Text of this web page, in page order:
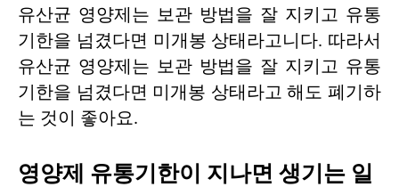
유산균 영양제는 보관 방법을 잘 지키고 유통
기한을 넘겼다면 미개봉 상태라고니다. 따라서
유산균 영양제는 보관 방법을 잘 지키고 유통
기한을 넘겼다면 미개봉 상태라고 해도 폐기하
는 것이 좋아요.
영양제 유통기한이 지나면 생기는 일